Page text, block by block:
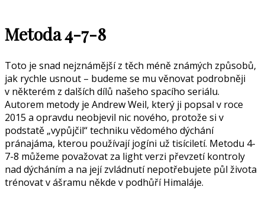
Metoda 4-7-8
Toto je snad nejznámější z těch méně známých způsobů,
jak rychle usnout – budeme se mu věnovat podrobněji
v některém z dalších dílů našeho spacího seriálu.
Autorem metody je Andrew Weil, který ji popsal v roce
2015 a opravdu neobjevil nic nového, protože si v
podstatě „vypůjčil“ techniku ​​vědomého dýchání
pránajáma, kterou používají jogíni už tisíciletí. Metodu 4-
7-8 můžeme považovat za light verzi převzetí kontroly
nad dýcháním a na její zvládnutí nepotřebujete půl života
trénovat v ášramu někde v podhůří Himaláje.